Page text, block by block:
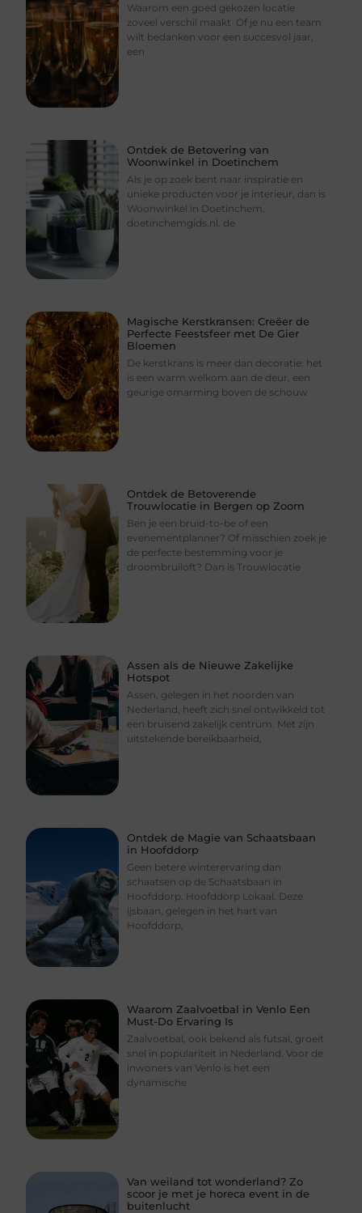
Waarom een goed gekozen locatie
zoveel verschil maakt Of je nu een team
wilt bedanken voor een succesvol jaar,
een
Ontdek de Betovering van
Woonwinkel in Doetinchem
Als je op zoek bent naar inspiratie en
unieke producten voor je interieur, dan is
Woonwinkel in Doetinchem.
doetinchemgids.nl. de
Magische Kerstkransen: Creëer de
Perfecte Feestsfeer met De Gier
Bloemen
De kerstkrans is meer dan decoratie: het
is een warm welkom aan de deur, een
geurige omarming boven de schouw
Ontdek de Betoverende
Trouwlocatie in Bergen op Zoom
Ben je een bruid-to-be of een
evenementplanner? Of misschien zoek je
de perfecte bestemming voor je
droombruiloft? Dan is Trouwlocatie
Assen als de Nieuwe Zakelijke
Hotspot
Assen, gelegen in het noorden van
Nederland, heeft zich snel ontwikkeld tot
een bruisend zakelijk centrum. Met zijn
uitstekende bereikbaarheid,
Ontdek de Magie van Schaatsbaan
in Hoofddorp
Geen betere winterervaring dan
schaatsen op de Schaatsbaan in
Hoofddorp. Hoofddorp Lokaal. Deze
ijsbaan, gelegen in het hart van
Hoofddorp,
Waarom Zaalvoetbal in Venlo Een
Must-Do Ervaring Is
Zaalvoetbal, ook bekend als futsal, groeit
snel in populariteit in Nederland. Voor de
inwoners van Venlo is het een
dynamische
Van weiland tot wonderland? Zo
scoor je met je horeca event in de
buitenlucht